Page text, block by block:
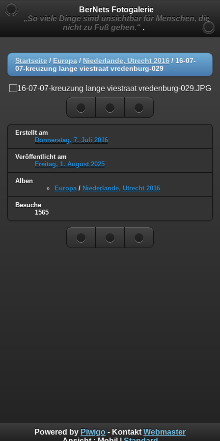
BerNets Fotogalerie
„So viele Dinge sind unsichtbar für Menschen, die
nicht zu Fuß gehen.“ .
Startseite / Europa / Niederlande, Utrecht 2016 / 16-07-
07-kreuzung lange viestraat vredenburg-029
Erstellt am
Donnerstag, 7. Juli 2016
Veröffentlicht am
Freitag, 1. August 2025
Alben
Europa / Niederlande, Utrecht 2016
Besuche
1565
Powered by Piwigo - Kontakt Webmaster